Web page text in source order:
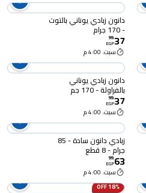
دانون زبادي يوناني بالتوت
- 170 جرام
37
.
99
EGP
سبت. 4:00 م
دانون زبادي يوناني
بالفراولة - 170 جم
37
.
99
EGP
سبت. 4:00 م
زبادي دانون سادة - 85
جرام - 8 قطع
63
.
99
EGP
سبت. 4:00 م
18% OFF